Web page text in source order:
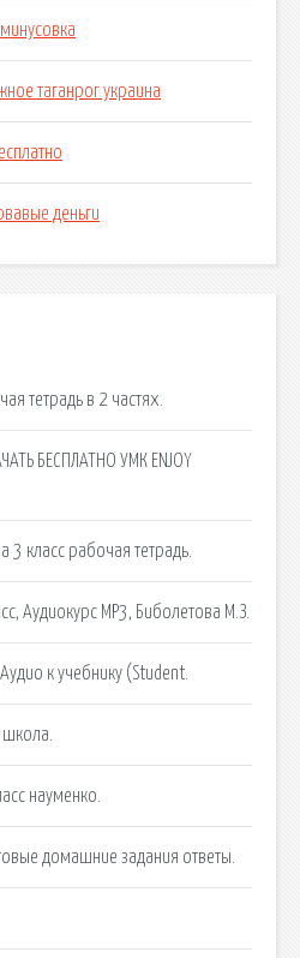
таганрог украина
деньги
тетрадь в 2 частях.
БЕСПЛАТНО УМК ENJOY
3 класс рабочая тетрадь.
Аудиокурс MP3, Биболетова М.З.
к учебнику (Student.
науменко.
домашние задания ответы.